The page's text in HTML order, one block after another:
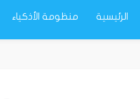
الرئيسية منظومة الأذكياء